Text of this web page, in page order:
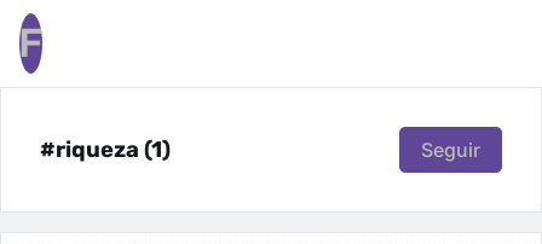
F
#riqueza (1) Seguir